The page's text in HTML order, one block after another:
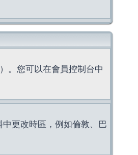
。您可以在會員控制台中
更改時區，例如倫敦、巴